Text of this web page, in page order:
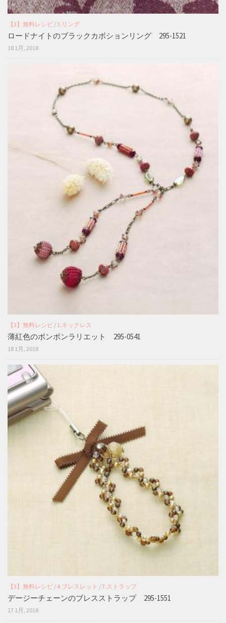
【3】無料レシピ /3.リング
ロードナイトのブラックカボションリング 295-1521
18 1月, 2018
【3】無料レシピ / 1.ネックレス
薄紅色のボンボンラリエット 295-0541
18 1月, 2018
【3】無料レシピ /4.ブレスレット /7.ストラップ
デージーチェーンのブレスストラップ 295-1551
17 1月, 2018